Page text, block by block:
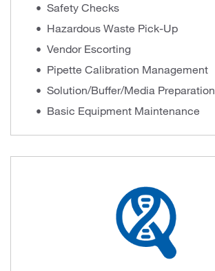
Safety Checks
Hazardous Waste Pick-Up
Vendor Escorting
Pipette Calibration Management
Solution/Buffer/Media Preparation
Basic Equipment Maintenance